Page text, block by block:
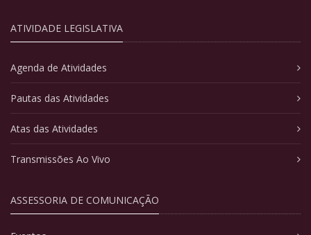
ATIVIDADE LEGISLATIVA
Agenda de Atividades
Pautas das Atividades
Atas das Atividades
Transmissões Ao Vivo
ASSESSORIA DE COMUNICAÇÃO